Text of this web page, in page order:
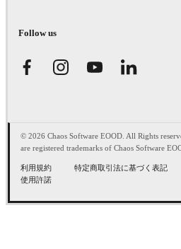
Follow us
© 2026 Chaos Software EOOD. All Rights
are registered trademarks of Chaos Software
利用規約 特定商取引法に基づく表記
使用許諾